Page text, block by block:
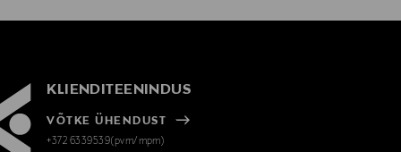
KLIENDITEENINDUS
VÕTKE ÜHENDUST
+372 6339539(pvm/mpm)